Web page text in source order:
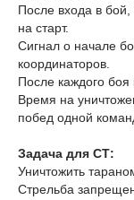
После входа в бой,
на старт.
Сигнал о начале
координаторов.
После каждого
Время на
побед одной
Задача для СТ:
Уничтожить
Стрельба